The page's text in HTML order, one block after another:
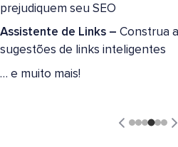
prejudiquem seu SEO
Assistente de Links – Construa
sugestões de links inteligentes
… e muito mais!